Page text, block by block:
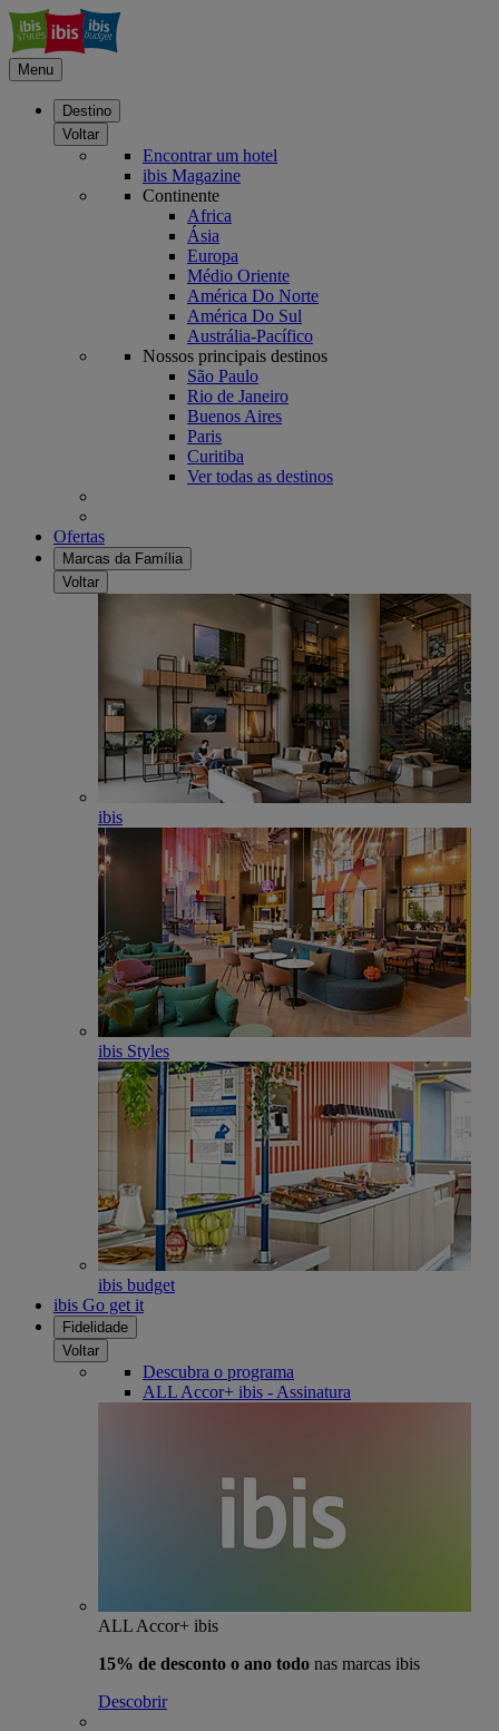
Menu
Destino
Voltar
Encontrar um hotel
ibis Magazine
Continente
Africa
Ásia
Europa
Médio Oriente
América Do Norte
América Do Sul
Austrália-Pacífico
Nossos principais destinos
São Paulo
Rio de Janeiro
Buenos Aires
Paris
Curitiba
Ver todas as destinos
Ofertas
Marcas da Família
Voltar
ibis
ibis Styles
ibis budget
ibis Go get it
Fidelidade
Voltar
Descubra o programa
ALL Accor+ ibis - Assinatura
ALL Accor+ ibis
15% de desconto o ano todo nas marcas ibis
Descobrir